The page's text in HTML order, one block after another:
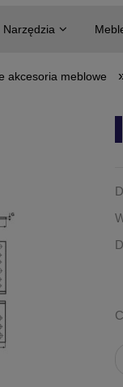
Narzędzia
akcesoria meblowe